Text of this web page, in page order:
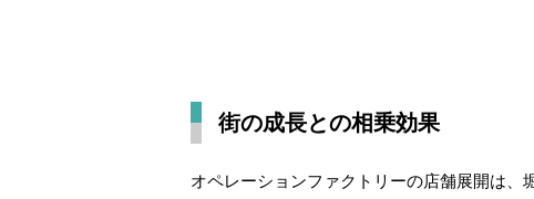
街の成長との相乗効果
オペレーションファクトリーの店舗展開は、